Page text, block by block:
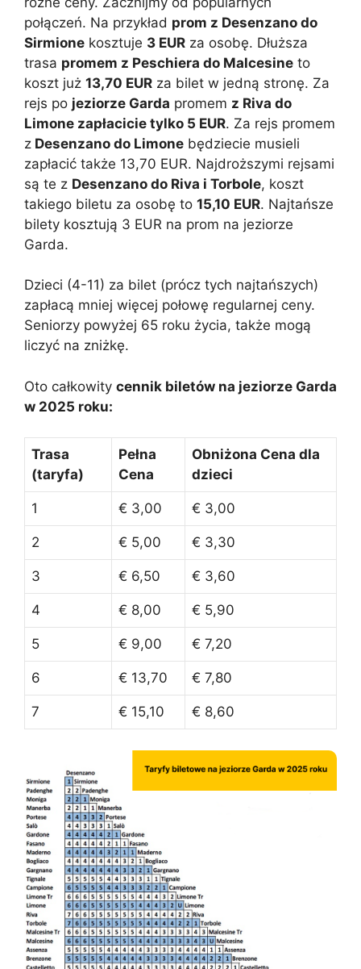
połączeń. Na przykład prom z Desenzano do
Sirmione kosztuje 3 EUR za osobę. Dłuższa
trasa promem z Peschiera do Malcesine to
koszt już 13,70 EUR za bilet w jedną stronę. Za
rejs po jeziorze Garda promem z Riva do
Limone zapłacicie tylko 5 EUR. Za rejs promem
z Desenzano do Limone będziecie musieli
zapłacić także 13,70 EUR. Najdroższymi rejsami
są te z Desenzano do Riva i Torbole, koszt
takiego biletu za osobę to 15,10 EUR. Najtańsze
bilety kosztują 3 EUR na prom na jeziorze
Garda.
Dzieci (4-11) za bilet (prócz tych najtańszych)
zapłacą mniej więcej połowę regularnej ceny.
Seniorzy powyżej 65 roku życia, także mogą
liczyć na zniżkę.
Oto całkowity cennik biletów na jeziorze Garda
w 2025 roku:
Trasa
(taryfa)
Pełna
Cena
Obniżona Cena dla
dzieci
1 € 3,00 € 3,00
2 € 5,00 € 3,30
3 € 6,50 € 3,60
4 € 8,00 € 5,90
5 € 9,00 € 7,20
6 € 13,70 € 7,80
7 € 15,10 € 8,60